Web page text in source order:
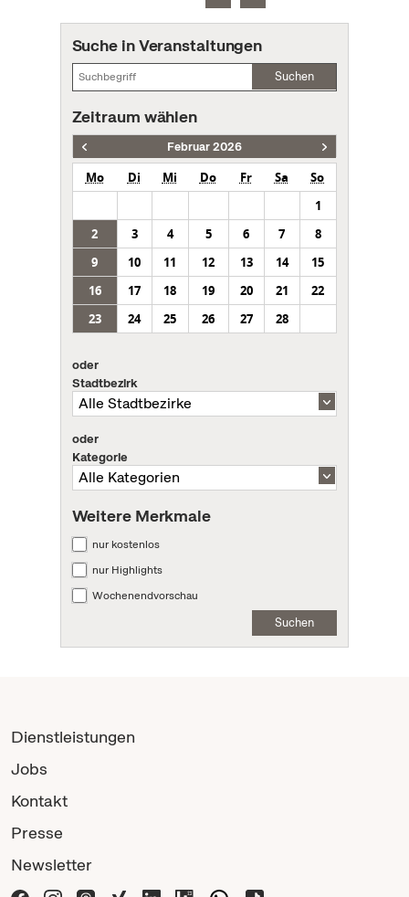
Suche in Veranstaltungen
Suchen
Zeitraum wählen
Februar 2026
Mo Di Mi Do Fr Sa
So
1
2
3 4 5 6 7
8
9
10 11 12 13 14
15
16
17 18 19 20 21
22
23
24 25 26 27 28
oder
Stadtbezirk
oder
Kategorie
Weitere Merkmale
nur kostenlos
nur Highlights
Wochenendvorschau
Suchen
Dienstleistungen
Jobs
Kontakt
Presse
Newsletter